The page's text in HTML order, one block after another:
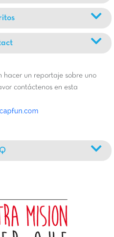
hacer un reportaje sobre uno
contáctenos en esta